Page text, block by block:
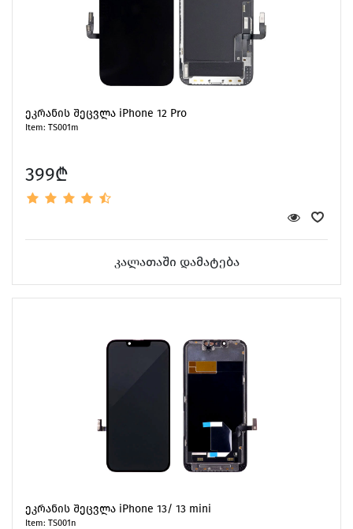
ეკრანის შეცვლა iPhone 12 Pro
Item: TS001m
399₾
კალათაში დამატება
ეკრანის შეცვლა iPhone 13/ 13 mini
Item: TS001n